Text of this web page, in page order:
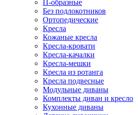
П-образные
Без подлокотников
Ортопедические
Кресла
Кожаные кресла
Кресла-кровати
Кресла-качалки
Кресла-мешки
Кресла из ротанга
Кресла подвесные
Модульные диваны
Комплекты диван и кресло
Кухонные диваны